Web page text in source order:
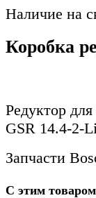
Наличие на
Коробка
Редуктор
GSR 14.4-2-
Запчасти
С этим